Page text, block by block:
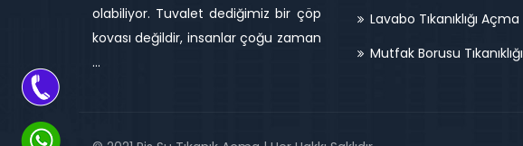
olabiliyor. Tuvalet dediğimiz bir çöp
kovası değildir, insanlar çoğu zaman
...
Lavabo Tıkanıklığı Açma
Mutfak Borusu Tıkanıklığı